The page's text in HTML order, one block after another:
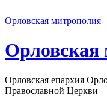
Орловская митрополия
Орловская
Орловская епархия
Православной Церкви